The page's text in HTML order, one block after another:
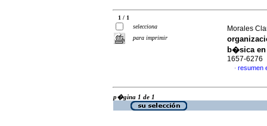
1 / 1
selecciona
para imprimir
Morales
b�sica
1657-6276
· resumen
p�gina 1 de 1